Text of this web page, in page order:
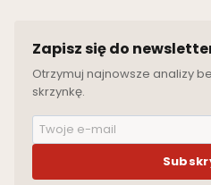
Zapisz się do
Otrzymuj najnowsze analizy
skrzynkę.